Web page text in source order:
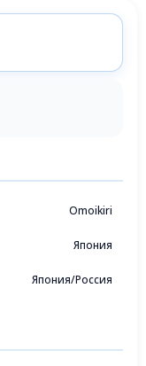
Omoikiri
Япония
Япония/Россия